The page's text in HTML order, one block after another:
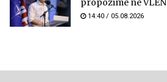
propozime në VLEN
14:40 / 05.08.2026